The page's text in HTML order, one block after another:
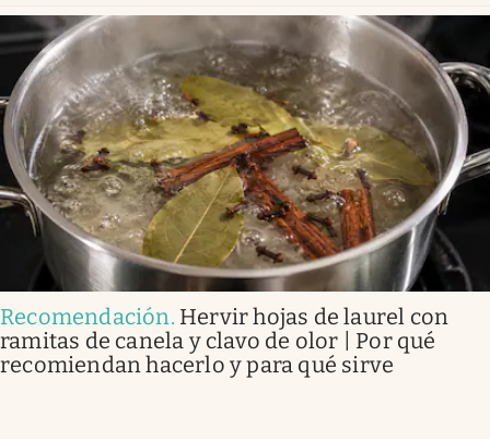
Recomendación. Hervir hojas de laurel con
ramitas de canela y clavo de olor | Por qué
recomiendan hacerlo y para qué sirve